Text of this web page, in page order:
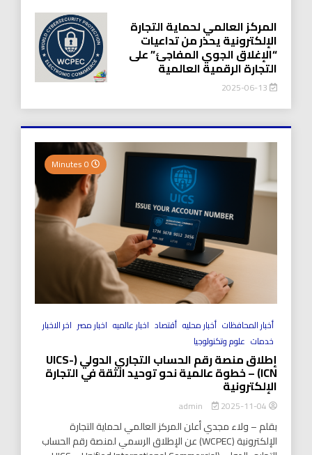
المركز العالمي لحماية التجارة
الإلكترونية يحذر من تداعيات
“الإغلاق الجوي المفاجئ” على
التجارة الرقمية العالمية
2025-06-13
أخبار المحافظات أخبار محليه أقتصاد اخبار عالميه اخبار مصر اخر الاخبار
خدمات علوم وتكنولوجيا
إطلاق منصة رقم الحساب التجاري الدولي (UICS-
ICN) – خطوة عالمية نحو توحيد الثقة في التجارة
الإلكترونية
2025-11-04
بقلم – ولاء مجدي أعلن المركز العالمي لحماية التجارة
الإلكترونية (WCPEC) عن الإطلاق الرسمي لمنصة رقم الحساب